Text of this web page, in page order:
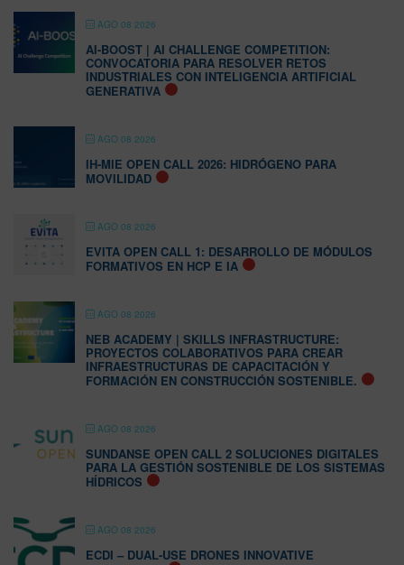
AGO 08 2026
AI-BOOST | AI CHALLENGE COMPETITION:
CONVOCATORIA PARA RESOLVER RETOS
INDUSTRIALES CON INTELIGENCIA ARTIFICIAL
GENERATIVA
AGO 08 2026
IH-MIE OPEN CALL 2026: HIDRÓGENO PARA
MOVILIDAD
AGO 08 2026
EVITA OPEN CALL 1: DESARROLLO DE MÓDULOS
FORMATIVOS EN HCP E IA
AGO 08 2026
NEB ACADEMY | SKILLS INFRASTRUCTURE:
PROYECTOS COLABORATIVOS PARA CREAR
INFRAESTRUCTURAS DE CAPACITACIÓN Y
FORMACIÓN EN CONSTRUCCIÓN SOSTENIBLE.
AGO 08 2026
SUNDANSE OPEN CALL 2 SOLUCIONES DIGITALES
PARA LA GESTIÓN SOSTENIBLE DE LOS SISTEMAS
HÍDRICOS
AGO 08 2026
ECDI – DUAL-USE DRONES INNOVATIVE